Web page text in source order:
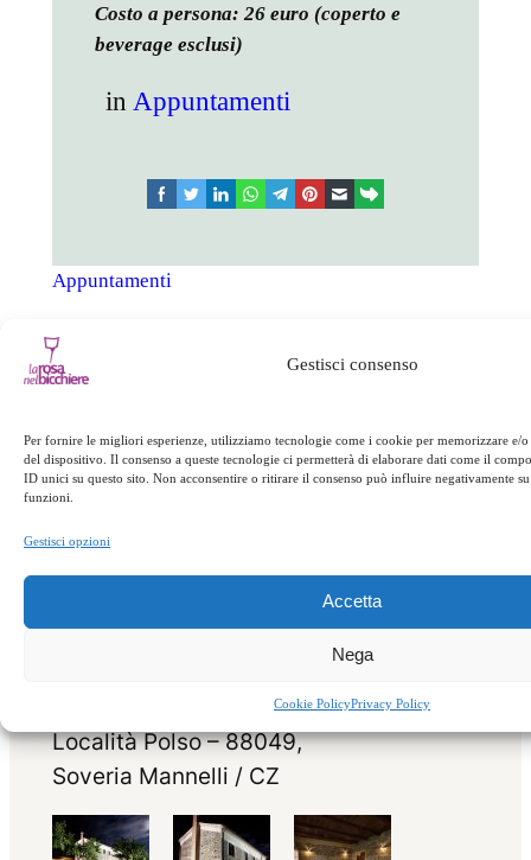
Gestisci consenso
Per fornire le migliori esperienze, utilizziamo tecnologie come i cookie per memorizzare e/
del dispositivo. Il consenso a queste tecnologie ci permetterà di elaborare dati come il
ID unici su questo sito. Non acconsentire o ritirare il consenso può influire negativamente
funzioni.
Gestisci opzioni
Accetta
Nega
Cookie PolicyPrivacy Policy
Costo a persona: 26 euro (coperto e
beverage esclusi)
in Appuntamenti
facebooktwitterlinkedinwhatsapptelegram
pinterest email link
Appuntamenti
Successivo:Funghi
Località Polso – 88049,
Soveria Mannelli / CZ